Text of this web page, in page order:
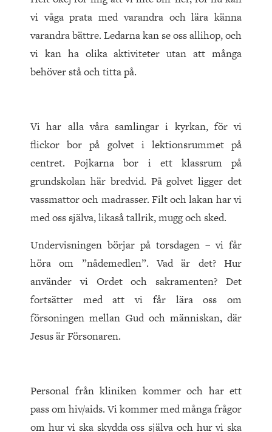
vi våga prata med varandra och lära känna
varandra bättre. Ledarna kan se oss allihop, och
vi kan ha olika aktiviteter utan att många
behöver stå och titta på.
Vi har alla våra samlingar i kyrkan, för vi
flickor bor på golvet i lektionsrummet på
centret. Pojkarna bor i ett klassrum på
grundskolan här bredvid. På golvet ligger det
vassmattor och madrasser. Filt och lakan har vi
med oss själva, likaså tallrik, mugg och sked.
Undervisningen börjar på torsdagen – vi får
höra om ”nådemedlen”. Vad är det? Hur
använder vi Ordet och sakramenten? Det
fortsätter med att vi får lära oss om
försoningen mellan Gud och människan, där
Jesus är Försonaren.
Personal från kliniken kommer och har ett
pass om hiv/aids. Vi kommer med många frågor
om hur vi ska skydda oss själva och hur vi ska